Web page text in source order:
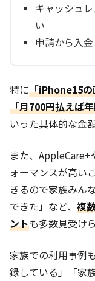
キャッシュ
い
申請から入
特に「iPhone15の
「月700円払えば
いった具体的な金
また、
ォーマンスが高い
きるので家族みん
できた」など、 複
ントも多数見受け
家族での利用事例
録している」「家